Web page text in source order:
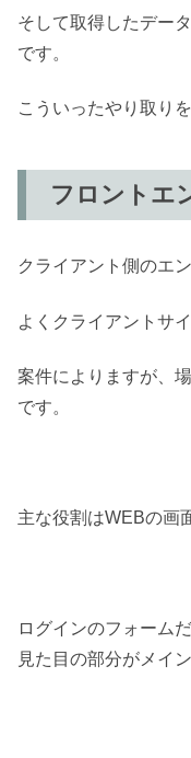
そして取得したデー
です。
こういったやり取り
フロントエ
クライアント側のエ
よくクライアントサ
案件によりますが、
です。
主な役割はWEBの画
ログインのフォーム
見た目の部分がメイン